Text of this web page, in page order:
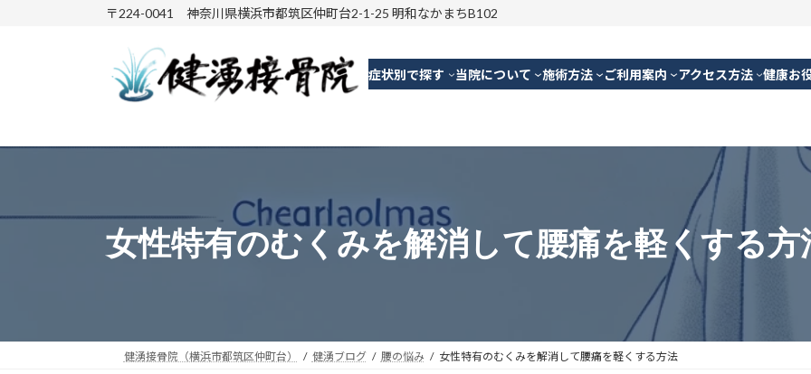
ス
プ
ン
動
〒224-0041 神奈川県横浜市都筑区仲町台2-1-25 明和なかまちB102
症状別で探す 当院について 施術方法 ご利用案内 アクセス方法 健康お
女性特有のむくみを解消して腰痛を軽くする方
健湧接骨院（横浜市都筑区仲町台） 健湧ブログ 腰の悩み 女性特有のむくみを解消して腰痛を軽くする方法